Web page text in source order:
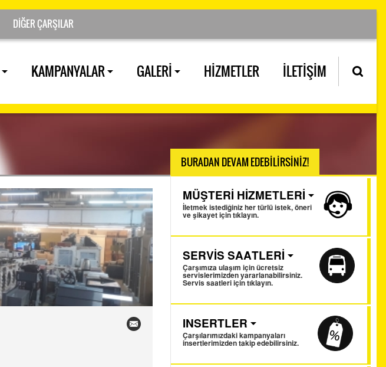
KAMPANYALAR GALERİ HİZMETLER İLETİŞİM
BURADAN DEVAM EDEBİLİRSİNİZ!
MÜŞTERİ HİZMETLERİ
İletmek istediğiniz her türlü istek, öneri
ve şikayet için tıklayın.
SERVİS SAATLERİ
Çarşımıza ulaşım için ücretsiz
servislerimizden yararlanabilirsiniz.
Servis saatleri için tıklayın.
INSERTLER
Çarşılarımızdaki kampanyaları
insertlerimizden takip edebilirsiniz.